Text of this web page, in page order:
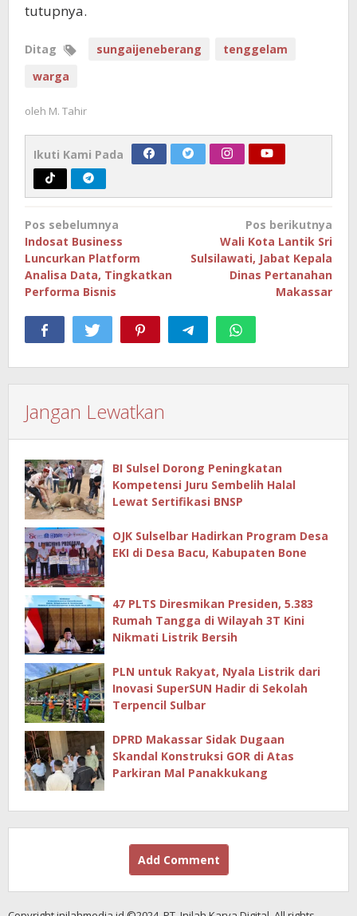
tutupnya.
Ditag sungaijeneberang
tenggelam
warga
oleh M. Tahir
Ikuti Kami Pada
Navigasi
pos
Pos sebelumnya
Indosat Business
Luncurkan Platform
Analisa Data, Tingkatkan
Performa Bisnis
Pos berikutnya
Wali Kota Lantik Sri
Sulsilawati, Jabat Kepala
Dinas Pertanahan
Makassar
Jangan Lewatkan
BI Sulsel Dorong Peningkatan
Kompetensi Juru Sembelih Halal
Lewat Sertifikasi BNSP
OJK Sulselbar Hadirkan Program Desa
EKI di Desa Bacu, Kabupaten Bone
47 PLTS Diresmikan Presiden, 5.383
Rumah Tangga di Wilayah 3T Kini
Nikmati Listrik Bersih
PLN untuk Rakyat, Nyala Listrik dari
Inovasi SuperSUN Hadir di Sekolah
Terpencil Sulbar
DPRD Makassar Sidak Dugaan
Skandal Konstruksi GOR di Atas
Parkiran Mal Panakkukang
Add Comment